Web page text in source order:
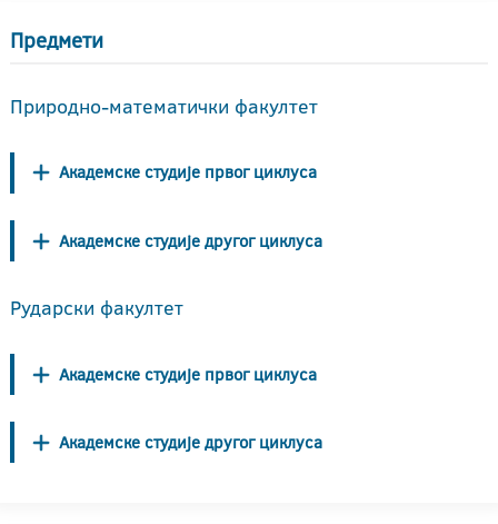
Предмети
Природно-математички факултет
Академске студије првог циклуса
Академске студије другог циклуса
Рударски факултет
Академске студије првог циклуса
Академске студије другог циклуса